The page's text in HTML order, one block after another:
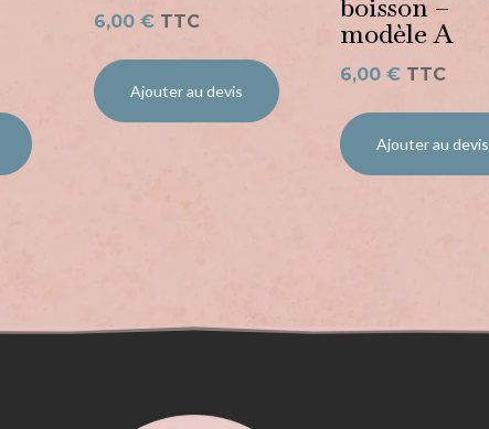
6,00 € TTC
Ajouter au devis
boisson –
modèle A
6,00 € TTC
Ajouter au devis